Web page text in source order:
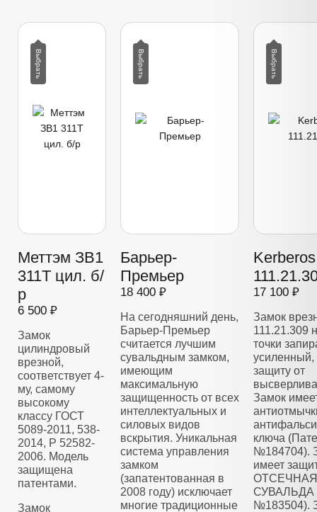
Меттэм ЗВ1
311Т цил. б/
р
6 500 ₽
Замок
цилиндровый
врезной,
соответствует 4-
му, самому
высокому
классу ГОСТ
5089-2011, 538-
2014, Р 52582-
2006. Модель
защищена
патентами.
Замок
Барьер-
Премьер
18 400 ₽
На сегодняшний день,
Барьер-Премьер
считается лучшим
сувальдным замком,
имеющим
максимальную
защищенность от всех
интеллектуальных и
силовых видов
вскрытия. Уникальная
система управления
замком
(запатентованная в
2008 году) исключает
многие традиционные
Kerberos
17 100 ₽
Замок
111.21.309
точки
усиленный,
защиту от
Замок
ключа
№184704).
имеет
ОТСЕЧНАЯ
СУВАЛЬДА
№183504).